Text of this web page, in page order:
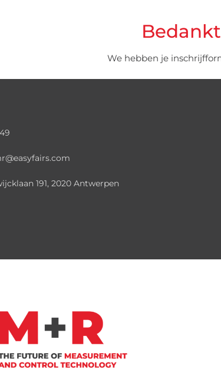
We hebben je
191, 2020 Antwerpen